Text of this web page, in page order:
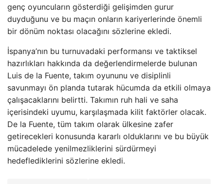
genç oyuncuların gösterdiği gelişimden gurur
duyduğunu ve bu maçın onların kariyerlerinde önemli
bir dönüm noktası olacağını sözlerine ekledi.
İspanya’nın bu turnuvadaki performansı ve taktiksel
hazırlıkları hakkında da değerlendirmelerde bulunan
Luis de la Fuente, takım oyununu ve disiplinli
savunmayı ön planda tutarak hücumda da etkili olmaya
çalışacaklarını belirtti. Takımın ruh hali ve saha
içerisindeki uyumu, karşılaşmada kilit faktörler olacak.
De la Fuente, tüm takım olarak ülkesine zafer
getirecekleri konusunda kararlı olduklarını ve bu büyük
mücadelede yenilmezliklerini sürdürmeyi
hedeflediklerini sözlerine ekledi.